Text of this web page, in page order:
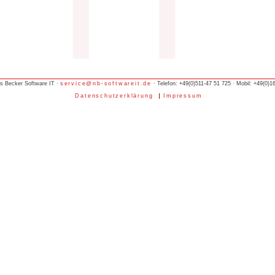
Becker Software IT · service@nb-softwareit.de · Telefon: +49(0)511-47 51 725 · Mobil:
Datenschutzerklärung
Impressum